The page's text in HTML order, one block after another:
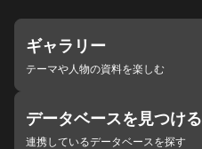
ギャラリー
テーマや人物の資料を楽しむ
データベースを見つける
連携しているデータベースを探す